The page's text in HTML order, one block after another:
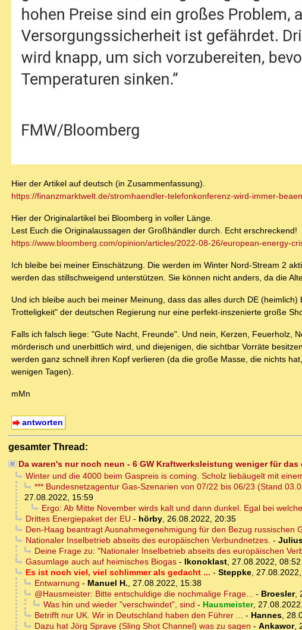
Hier der Artikel auf deutsch (in Zusammenfassung).
https://finanzmarktwelt.de/stromhaendler-telefonkonferenz-wird-immer-
Hier der Originalartikel bei Bloomberg in voller Länge.
Lest Euch die Originalaussagen der Großhändler durch. Echt erschreckend!
https://www.bloomberg.com/opinion/articles/2022-08-26/european-energy-
Ich bleibe bei meiner Einschätzung. Die werden im Winter Nord-Stream 2
werden das stillschweigend unterstützen. Sie können nicht anders, da die
Und ich bleibe auch bei meiner Meinung, dass das alles durch DE
Trotteligkeit" der deutschen Regierung nur eine perfekt-inszenierte große
Falls ich falsch liege: "Gute Nacht, Freunde". Und nein, Kerzen, Feuerholz,
mörderisch und unerbittlich wird, und diejenigen, die sichtbar Vorräte
werden ganz schnell ihren Kopf verlieren (da die große Masse, die nichts
wenigen Tagen).
mMn
antworten
gesamter Thread:
Da waren's nur noch neun - 6 GW Kraftwerksleistung weniger für
Winter und die 4000 beim Gaspreis is coming. Scholz liebäugelt mit
*** Bundesnetzagentur Gas-Szenarien von 07/22 bis 06/23 (Stand
27.08.2022, 15:59
Ergo: Ab Mitte November wirds kalt und dann dunkel. Egal bei
Drittes Energiepaket der EU - hörby, 26.08.2022, 20:35
Den-Haag beantragt Ausnahmegenehmigung für den Bezug russischen
Nationaler Inselbetrieb abseits des europäischen Verbundnetzes. -
Deine Frage zu: "Nationaler Inselbetrieb abseits des europäischen
Gasumlage auch auf heimisches Biogas- Ikonoklast, 27.08.2022, 08:52
Es ist noch viel, viel schlimmer als gedacht ... - Steppke,
Entwarnung - Manuel H., 27.08.2022, 15:38
@Hausmeister: Bitte entschuldige die nochmalige Frage... - Broesler,
Was hin und wieder "verschwindet", sind - Hausmeister,
Betrifft nur UK. Wir in Deutschland haben den Führer ... - Hannes,
Dazu hat Jörg Sprave (Sling Shot Channel) was zu sagen - Ankawor,